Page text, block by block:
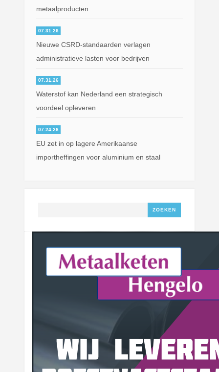
metaalproducten
07.31.26
Nieuwe CSRD-standaarden verlagen
administratieve lasten voor bedrijven
07.31.26
Waterstof kan Nederland een strategisch
voordeel opleveren
07.24.26
EU zet in op lagere Amerikaanse
importheffingen voor aluminium en staal